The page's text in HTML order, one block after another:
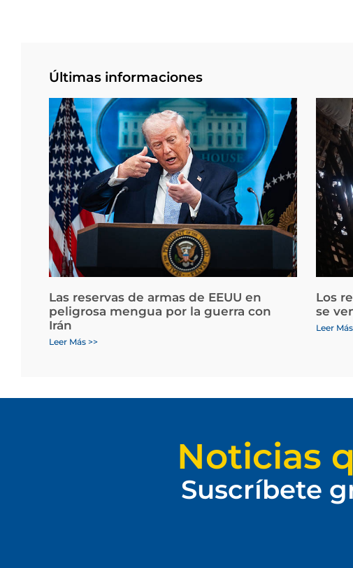
Últimas informaciones
Las reservas de armas de EEUU en
peligrosa mengua por la guerra con
Irán
Leer Más >>
Los
se
Leer
Noticias
Suscríbete